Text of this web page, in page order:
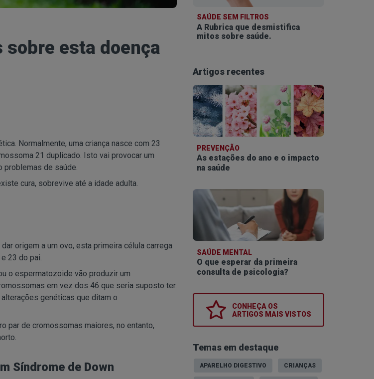
sobre esta doença
Normalmente, uma criança nasce com 23
21 duplicado. Isto vai provocar um
problemas de saúde.
cura, sobrevive até a idade adulta.
origem a um ovo, esta primeira célula carrega
23 do pai.
o espermatozoide vão produzir um
em vez dos 46 que seria suposto ter.
genéticas que ditam o
par de cromossomas maiores, no entanto,
Síndrome de Down
SAÚDE SEM FILTROS
A Rubrica que desmistifica
mitos sobre saúde.
Artigos recentes
PREVENÇÃO
As estações do ano e o impacto
na saúde
SAÚDE MENTAL
O que esperar da primeira
consulta de psicologia?
CONHEÇA OS
ARTIGOS MAIS VISTOS
Temas em destaque
APARELHO DIGESTIVO CRIANÇAS